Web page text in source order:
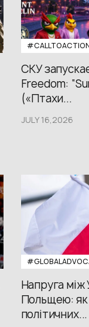
СКУ
Freedom:
(«Птахи...
JULY 16,2026
Напруга між
Польщею: як
політичних...